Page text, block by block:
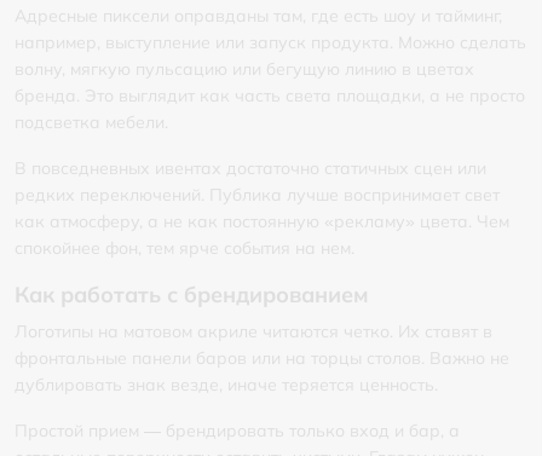
Адресные пиксели оправданы там, где есть шоу и тайминг,
например, выступление или запуск продукта. Можно сделать
волну, мягкую пульсацию или бегущую линию в цветах
бренда. Это выглядит как часть света площадки, а не просто
подсветка мебели.
В повседневных ивентах достаточно статичных сцен или
редких переключений. Публика лучше воспринимает свет
как атмосферу, а не как постоянную «рекламу» цвета. Чем
спокойнее фон, тем ярче события на нем.
Как работать с брендированием
Логотипы на матовом акриле читаются четко. Их ставят в
фронтальные панели баров или на торцы столов. Важно не
дублировать знак везде, иначе теряется ценность.
Простой прием — брендировать только вход и бар, а